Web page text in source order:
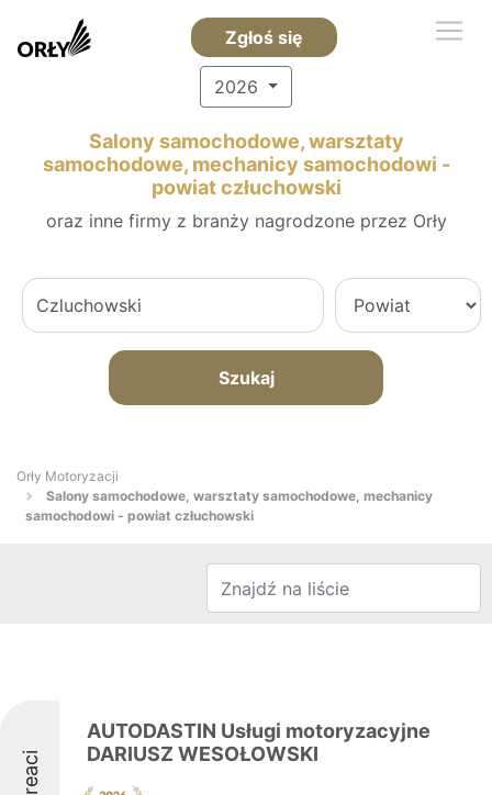
Zgłoś się
2026
Salony samochodowe, warsztaty
samochodowe, mechanicy samochodowi -
powiat człuchowski
oraz inne firmy z branży nagrodzone przez Orły
Szukaj
Orły Motoryzacji
Salony samochodowe, warsztaty samochodowe, mechanicy
samochodowi - powiat człuchowski
AUTODASTIN Usługi motoryzacyjne
DARIUSZ WESOŁOWSKI